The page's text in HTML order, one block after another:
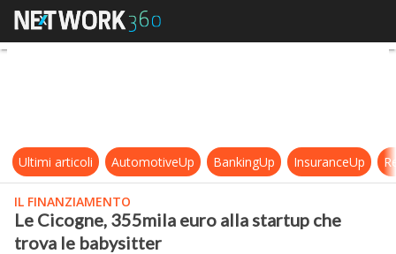
Le Cicogne, 355mila euro alla
Ultimi articoli AutomotiveUp BankingUp InsuranceUp
IL FINANZIAMENTO
Le Cicogne, 355mila euro alla startup che
trova le babysitter